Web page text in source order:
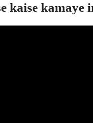
kaise kamaye